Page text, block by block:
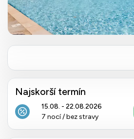
Najskorší termín
15.08. - 22.08.2026
7 nocí / bez stravy